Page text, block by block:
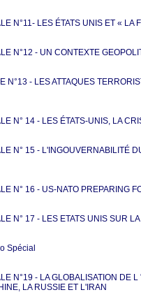
N°11- LES ÉTATS UNIS ET « LA
N°12 - UN CONTEXTE
N°13 - LES ATTAQUES
N° 14 - LES ÉTATS-UNIS, LA
N° 15 - L'INGOUVERNABILITÉ
N° 16 - US-NATO PREPARING
N° 17 - LES ETATS UNIS SUR
Spécial
N°19 - LA GLOBALISATION DE
LA RUSSIE ET L'IRAN